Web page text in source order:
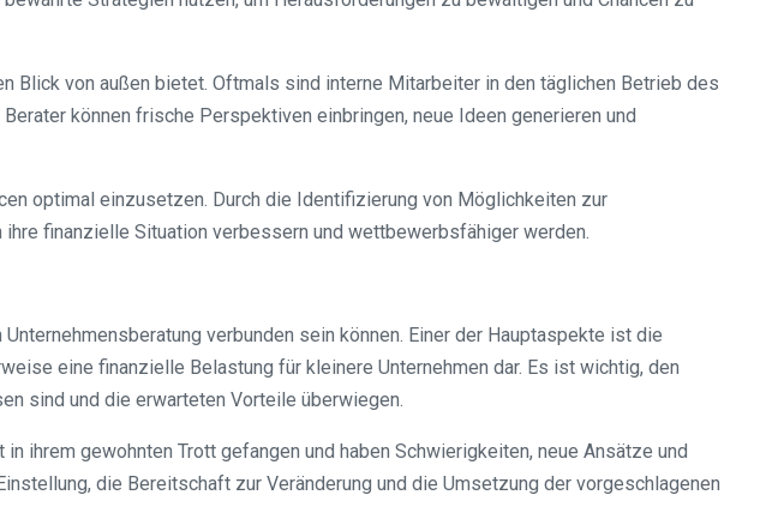
von außen bietet. Oftmals sind interne Mitarbeiter in den täglichen Betrieb des
können frische Perspektiven einbringen, neue Ideen generieren und
optimal einzusetzen. Durch die Identifizierung von Möglichkeiten zur
finanzielle Situation verbessern und wettbewerbsfähiger werden.
verbunden sein können. Einer der Hauptaspekte ist die
eine finanzielle Belastung für kleinere Unternehmen dar. Es ist wichtig, den
sind und die erwarteten Vorteile überwiegen.
ihrem gewohnten Trott gefangen und haben Schwierigkeiten, neue Ansätze und
die Bereitschaft zur Veränderung und die Umsetzung der vorgeschlagenen